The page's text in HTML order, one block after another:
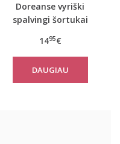
Doreanse vyriški
spalvingi šortukai
1495€
DAUGIAU